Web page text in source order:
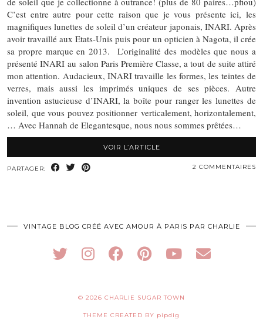
C’est entre autre pour cette raison que je vous présente ici, les
magnifiques lunettes de soleil d’un créateur japonais, INARI. Après
avoir travaillé aux Etats-Unis puis pour un opticien à Nagota, il crée
sa propre marque en 2013. L’originalité des modèles que nous a
présenté INARI au salon Paris Première Classe, a tout de suite attiré
mon attention. Audacieux, INARI travaille les formes, les teintes de
verres, mais aussi les imprimés uniques de ses pièces. Autre
invention astucieuse d’INARI, la boîte pour ranger les lunettes de
soleil, que vous pouvez positionner verticalement, horizontalement,
… Avec Hannah de Elegantesque, nous nous sommes prêtées…
VOIR L’ARTICLE
PARTAGER: 2 COMMENTAIRES
VINTAGE BLOG CRÉÉ AVEC AMOUR À PARIS PAR CHARLIE
© 2026 CHARLIE SUGAR TOWN
THEME CREATED BY pipdig